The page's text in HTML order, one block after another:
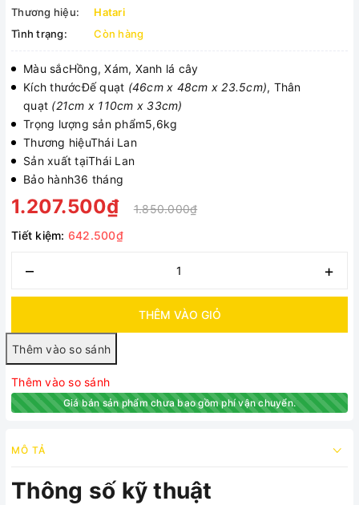
Thương hiệu:
Hatari
Tình trạng:
Còn hàng
Màu sắcHồng, Xám, Xanh lá cây
Kích thướcĐế quạt (46cm x 48cm x 23.5cm), Thân
quạt (21cm x 110cm x 33cm)
Trọng lượng sản phẩm5,6kg
Thương hiệuThái Lan
Sản xuất tạiThái Lan
Bảo hành36 tháng
1.207.500₫
1.850.000₫
Tiết kiệm: 642.500₫
– +
THÊM VÀO GIỎ
Thêm vào so sánh
Giá bán sản phẩm chưa bao gồm phí vận chuyển.
MÔ TẢ
Thông số kỹ thuật